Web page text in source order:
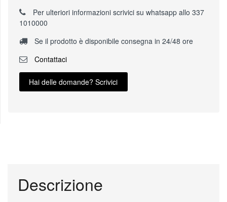
Per ulteriori informazioni scrivici su whatsapp allo 337
1010000
Se il prodotto è disponibile consegna in 24/48 ore
Contattaci
Hai delle domande? Scrivici
Descrizione